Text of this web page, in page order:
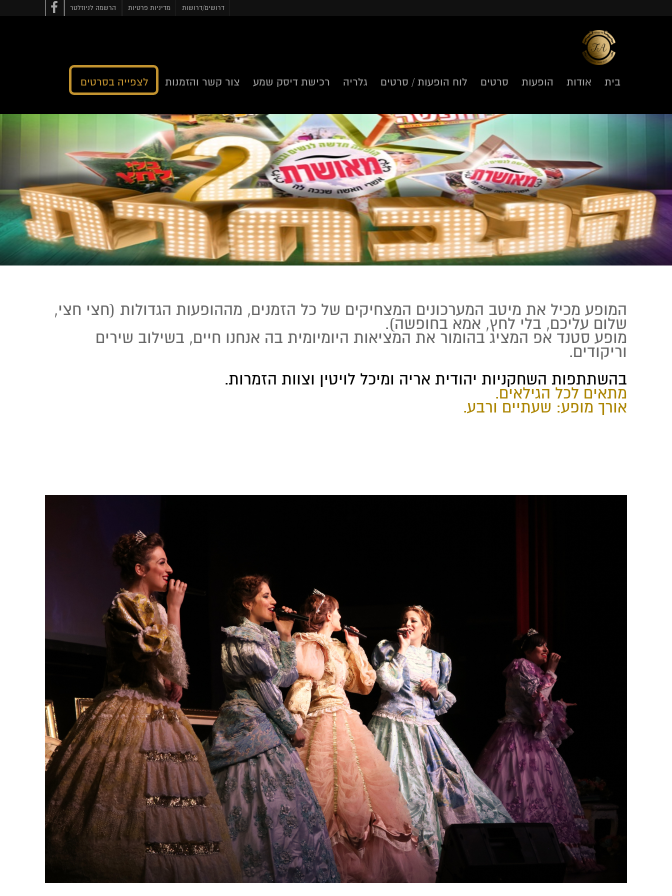
דרושים/דרושות מדיניות פרטיות הרשמה לניוזלטר
בית אודות הופעות סרטים לוח הופעות / סרטים גלריה רכישת דיסק שמע צור קשר והזמנות לצפייה בסרטים
המופע מכיל את מיטב המערכונים המצחיקים של כל הזמנים, מההופעות הגדולות (חצי חצי,
שלום עליכם, בלי לחץ, אמא בחופשה).
מופע סטנד אפ המציג בהומור את המציאות היומיומית בה אנחנו חיים, בשילוב שירים
וריקודים.
בהשתתפות השחקניות יהודית אריה ומיכל לויטין וצוות הזמרות.
מתאים לכל הגילאים.
אורך מופע: שעתיים ורבע.